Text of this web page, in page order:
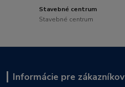
Stavebné centrum
Stavebné centrum
Informácie pre zákazníkov